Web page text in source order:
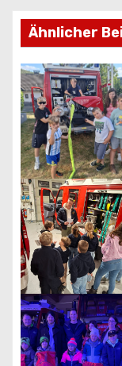
s
n
a
v
i
g
a
t
i
o
Ähnlicher